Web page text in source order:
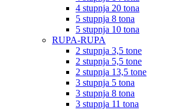
4 stupnja 20 tona
5 stupnja 8 tona
5 stupnja 10 tona
RUPA-RUPA
2 stupnja 3,5 tone
2 stupnja 5,5 tone
2 stupnja 13,5 tone
3 stupnja 5 tona
3 stupnja 8 tona
3 stupnja 11 tona